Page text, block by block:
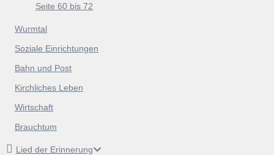
Seite 60 bis 72
Wurmtal
Soziale Einrichtungen
Bahn und Post
Kirchliches Leben
Wirtschaft
Brauchtum
Lied der Erinnerung